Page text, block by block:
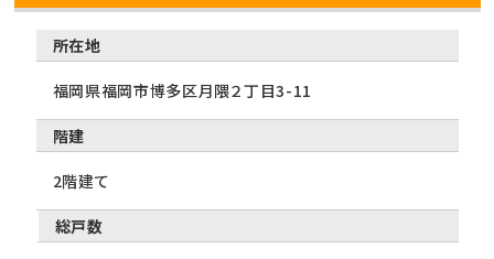
所在地
福岡県福岡市博多区月隈２丁目3-11
階建
2階建て
総戸数